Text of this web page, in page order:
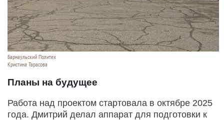
Барнаульский Политех
Кристина Тарасова
Планы на будущее
Работа над проектом стартовала в октябре 2025
года. Дмитрий делал аппарат для подготовки к